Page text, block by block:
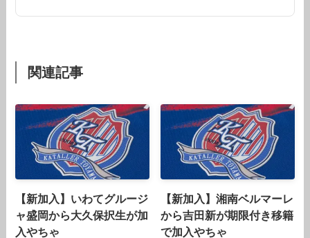
関連記事
【新加入】いわてグルージ
ャ盛岡から大久保択生が加
入やちゃ
【新加入】湘南ベルマーレ
から吉田新が期限付き移籍
で加入やちゃ